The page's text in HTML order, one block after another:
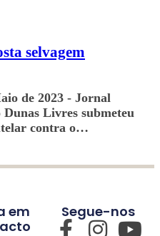
selvagem
de 2023 - Jornal
Dunas Livres submeteu
contra o…
em
Segue-nos